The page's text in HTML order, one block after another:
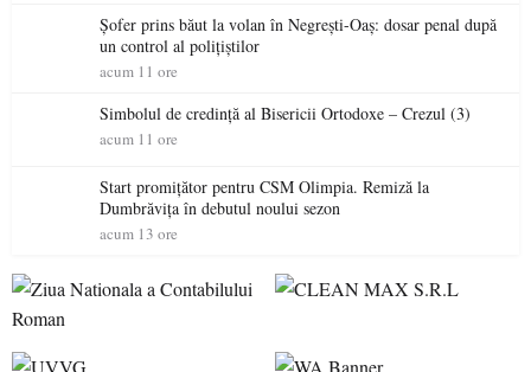
Șofer prins băut la volan în Negrești-Oaș: dosar penal după
un control al polițiștilor
acum 11 ore
Simbolul de credinţă al Bisericii Ortodoxe – Crezul (3)
acum 11 ore
Start promițător pentru CSM Olimpia. Remiză la
Dumbrăvița în debutul noului sezon
acum 13 ore